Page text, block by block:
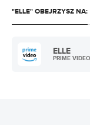
"ELLE" OBEJRZYSZ NA:
ELLE
PRIME VIDEO